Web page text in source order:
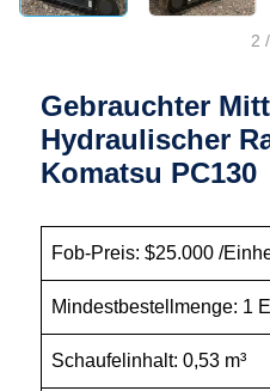
2 /
Gebrauchter
Hydraulischer
Komatsu PC130
Fob-Preis: $25.000 /
Mindestbestellmenge: 1
Schaufelinhalt: 0,53 m³